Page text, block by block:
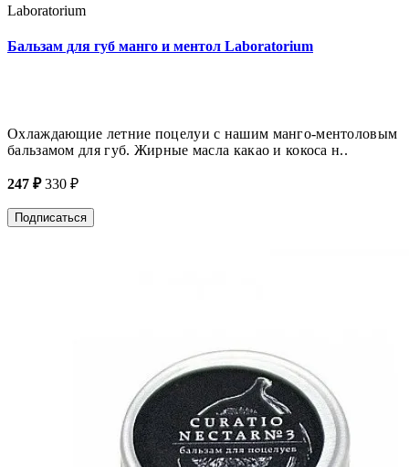
Laboratorium
Бальзам для губ манго и ментол Laboratorium
Охлаждающие летние поцелуи с нашим манго-ментоловым
бальзамом для губ. Жирные масла какао и кокоса н..
247 ₽ 330 ₽
Подписаться